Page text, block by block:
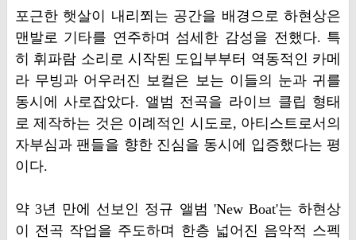
포근한 햇살이 내리쬐는 공간을 배경으로 하현상은
맨발로 기타를 연주하며 섬세한 감성을 전했다. 특
히 휘파람 소리로 시작된 도입부부터 역동적인 카메
라 무빙과 어우러진 보컬은 보는 이들의 눈과 귀를
동시에 사로잡았다. 앨범 전곡을 라이브 클립 형태
로 제작하는 것은 이례적인 시도로, 아티스트로서의
자부심과 팬들을 향한 진심을 동시에 입증했다는 평
이다.
약 3년 만에 선보인 정규 앨범 'New Boat'는 하현상
이 전곡 작업을 주도하며 한층 넓어진 음악적 스펙